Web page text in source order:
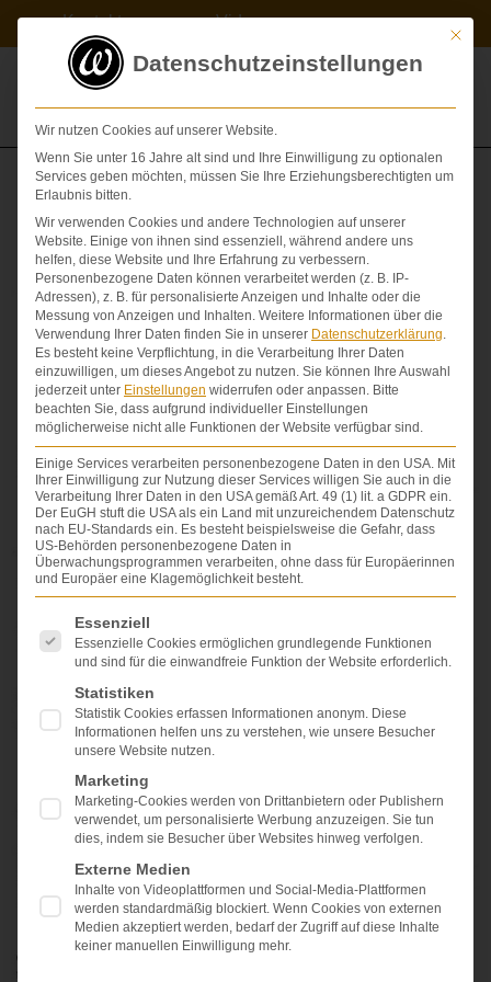
springen
Kontakt Videos
Gehirn
Mit
Datenschutzeinstellungen
Wir nutzen Cookies auf unserer Website.
Wenn Sie unter 16 Jahre alt sind und Ihre Einwilligung zu optionalen
Services geben möchten, müssen Sie Ihre Erziehungsberechtigten um
Erlaubnis bitten.
Wir verwenden Cookies und andere Technologien auf unserer
Website. Einige von ihnen sind essenziell, während andere uns
helfen, diese Website und Ihre Erfahrung zu verbessern.
Personenbezogene Daten können verarbeitet werden (z. B. IP-
Adressen), z. B. für personalisierte Anzeigen und Inhalte oder die
Messung von Anzeigen und Inhalten. Weitere Informationen über die
Verwendung Ihrer Daten finden Sie in unserer Datenschutzerklärung.
Es besteht keine Verpflichtung, in die Verarbeitung Ihrer Daten
einzuwilligen, um dieses Angebot zu nutzen. Sie können Ihre Auswahl
jederzeit unter Einstellungen widerrufen oder anpassen. Bitte
beachten Sie, dass aufgrund individueller Einstellungen
möglicherweise nicht alle Funktionen der Website verfügbar sind.
Einige Services verarbeiten personenbezogene Daten in den USA. Mit
Ihrer Einwilligung zur Nutzung dieser Services willigen Sie auch in die
Verarbeitung Ihrer Daten in den USA gemäß Art. 49 (1) lit. a GDPR ein.
Der EuGH stuft die USA als ein Land mit unzureichendem Datenschutz
nach EU-Standards ein. Es besteht beispielsweise die Gefahr, dass
US-Behörden personenbezogene Daten in
Überwachungsprogrammen verarbeiten, ohne dass für Europäerinnen
und Europäer eine Klagemöglichkeit besteht.
Es folgt eine Liste der Service-Gruppen, für die eine
Essenziell
Essenzielle Cookies ermöglichen grundlegende Funktionen
und sind für die einwandfreie Funktion der Website erforderlich.
Statistiken
Statistik Cookies erfassen Informationen anonym. Diese
Informationen helfen uns zu verstehen, wie unsere Besucher
unsere Website nutzen.
Marketing
Marketing-Cookies werden von Drittanbietern oder Publishern
verwendet, um personalisierte Werbung anzuzeigen. Sie tun
dies, indem sie Besucher über Websites hinweg verfolgen.
Externe Medien
Inhalte von Videoplattformen und Social-Media-Plattformen
werden standardmäßig blockiert. Wenn Cookies von externen
Medien akzeptiert werden, bedarf der Zugriff auf diese Inhalte
keiner manuellen Einwilligung mehr.